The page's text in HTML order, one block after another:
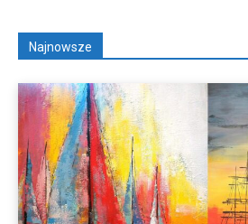
Najnowsze